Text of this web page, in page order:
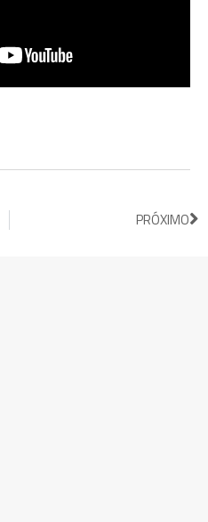
PRÓXIMO